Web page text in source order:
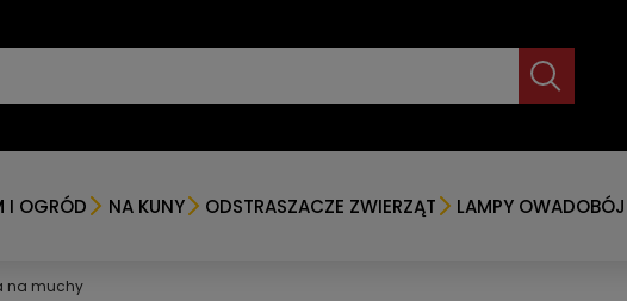
I OGRÓD NA KUNY ODSTRASZACZE ZWIERZĄT LAMPY
na muchy